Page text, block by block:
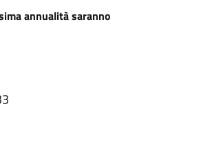
annualità saranno